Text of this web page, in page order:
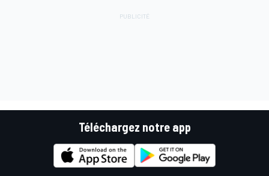
Téléchargez notre app